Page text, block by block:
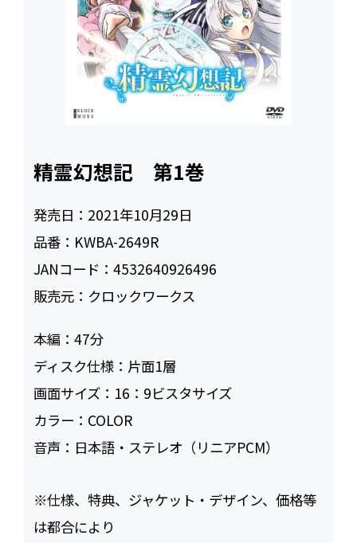
精霊幻想記 第1巻
発売日： 2021年10月29日
品番： KWBA-2649R
JANコード：4532640926496
販売元： クロックワークス
本編：47
ディスク仕様： 片面1層
画面サイズ： 16：9ビスタサイズ
カラー： COLOR
音声： 日本語・ステレオ（リニアPCM）
※仕様、特典、ジャケット・デザイン、価格等
は都合により